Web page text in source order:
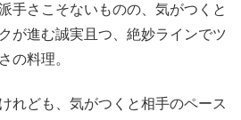
手さこそないものの、気がつくと
が進む誠実且つ、絶妙ラインでツ
の料理。
れども、気がつくと相手のペース